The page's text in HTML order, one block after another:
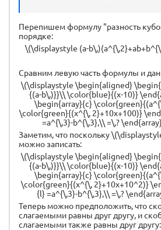
Перепишем формулу "разность
порядке:
\(\displaystyle (a-
Сравним левую часть формулы и
\(\displaystyle \begin{aligned}
{(a-b\,)}}\\ \color{blue}{(x-10)}
\begin{array}{c}
\color{green}{(x^{\, 2}+10x+100)}
=a^{\,3}-b^{\,3},\\ =\,?
Заметим, что поскольку
можно записать:
\(\displaystyle \begin{aligned}
{(a-b\,)}}\\ \color{blue}{(x-10)}
\begin{array}{c}
\color{green}{(x^{\, 2}+10x+10^2)}
{l} =a^{\,3}-b^{\,3},\\ =\,?
Теперь можно предположить, что
слагаемыми равны друг другу, и
слагаемыми также равны друг другу: